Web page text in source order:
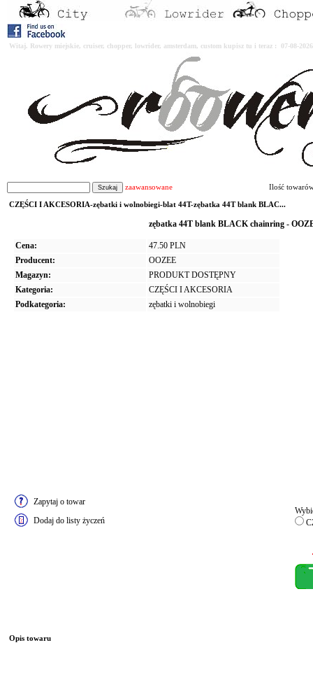
Witaj. Rowery miejskie, cruiser, chopper, lowrider, amsterdam, custom kupisz tu i teraz : 07-08-
zaawansowane Ilość
CZĘŚCI I AKCESORIA-zębatki i wolnobiegi-blat 44T-zębatka 44T blank BLAC...
zębatka 44T blank BLACK chainring -
Cena:
47.50 PLN
Producent:
OOZEE
Magazyn:
PRODUKT DOSTĘPNY
Kategoria:
CZĘŚCI I AKCESORIA
Podkategoria:
zębatki i wolnobiegi
Zapytaj o towar
Dodaj do listy życzeń
Opis towaru